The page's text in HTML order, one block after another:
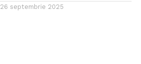
26 septembrie 2025